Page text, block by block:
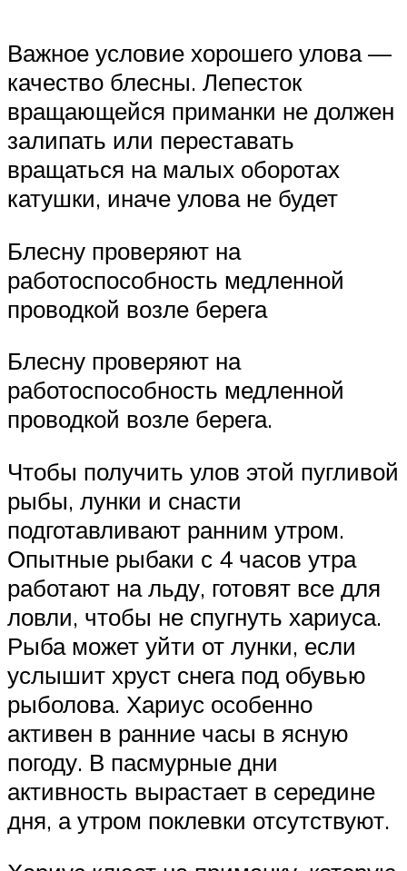
Важное условие хорошего улова —
качество блесны. Лепесток
вращающейся приманки не должен
залипать или переставать
вращаться на малых оборотах
катушки, иначе улова не будет
Блесну проверяют на
работоспособность медленной
проводкой возле берега
Блесну проверяют на
работоспособность медленной
проводкой возле берега.
Чтобы получить улов этой пугливой
рыбы, лунки и снасти
подготавливают ранним утром.
Опытные рыбаки с 4 часов утра
работают на льду, готовят все для
ловли, чтобы не спугнуть хариуса.
Рыба может уйти от лунки, если
услышит хруст снега под обувью
рыболова. Хариус особенно
активен в ранние часы в ясную
погоду. В пасмурные дни
активность вырастает в середине
дня, а утром поклевки отсутствуют.